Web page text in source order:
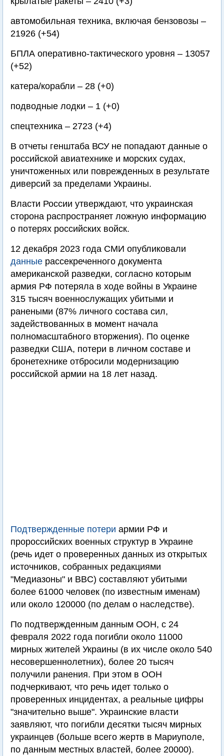
автомобильная техника, включая бензовозы –
21926 (+54)
БПЛА оперативно-тактического уровня – 13057
(+52)
катера/корабли – 28 (+0)
подводные лодки – 1 (+0)
спецтехника – 2723 (+4)
В отчеты генштаба ВСУ не попадают данные о
российской авиатехнике и морских судах,
уничтоженных или поврежденных в результате
диверсий за пределами Украины.
Власти России утверждают, что украинская
сторона распространяет ложную информацию
о потерях российских войск.
12 декабря 2023 года СМИ опубликовали
данные рассекреченного документа
американской разведки, согласно которым
армия РФ потеряла в ходе войны в Украине
315 тысяч военнослужащих убитыми и
ранеными (87% личного состава сил,
задействованных в момент начала
полномасштабного вторжения). По оценке
разведки США, потери в личном составе и
бронетехнике отбросили модернизацию
российской армии на 18 лет назад.
Подтвержденные потери армии РФ и
пророссийских военных структур в Украине
(речь идет о проверенных данных из открытых
источников, собранных редакциями
"Медиазоны" и BBC) составляют убитыми
более 61000 человек (по известным именам)
или около 120000 (по делам о наследстве).
По подтвержденным данным ООН, с 24
февраля 2022 года погибли около 11000
мирных жителей Украины (в их числе около 540
несовершеннолетних), более 20 тысяч
получили ранения. При этом в ООН
подчеркивают, что речь идет только о
проверенных инцидентах, а реальные цифры
"значительно выше". Украинские власти
заявляют, что погибли десятки тысяч мирных
украинцев (больше всего жертв в Мариуполе,
по данным местных властей, более 20000).